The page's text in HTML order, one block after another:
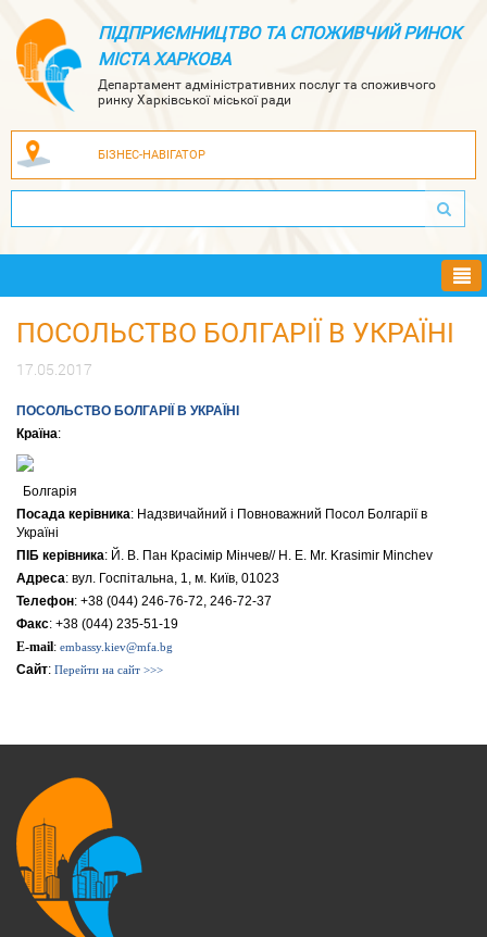
ПІДПРИЄМНИЦТВО ТА СПОЖИВЧИЙ РИНОК
МІСТА ХАРКОВА
Департамент адміністративних послуг та споживчого
ринку Харківської міської ради
БІЗНЕС-НАВІГАТОР
ПОСОЛЬСТВО БОЛГАРІЇ В УКРАЇНІ
17.05.2017
ПОСОЛЬСТВО БОЛГАРІЇ В УКРАЇНІ
Країна:
Болгарія
Посада керівника: Надзвичайний i Повноважний Посол Болгарії в
Україні
ПІБ керівника: Й. В. Пан Красімір Мінчев// H. E. Mr. Krasimir Minchev
Адреса: вул. Госпiтальна, 1, м. Київ, 01023
Телефон: +38 (044) 246-76-72, 246-72-37
Факс: +38 (044) 235-51-19
E-mail: embassy.kiev@mfa.bg
Сайт: Перейти на сайт >>>